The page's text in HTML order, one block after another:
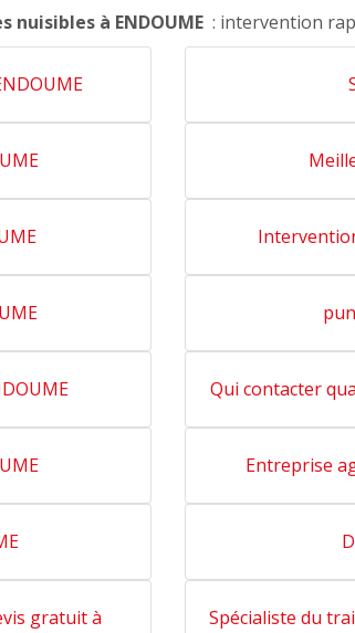
nuisibles à ENDOUME : intervention
Qui contacter
Entreprise
gratuit à
Spécialiste du